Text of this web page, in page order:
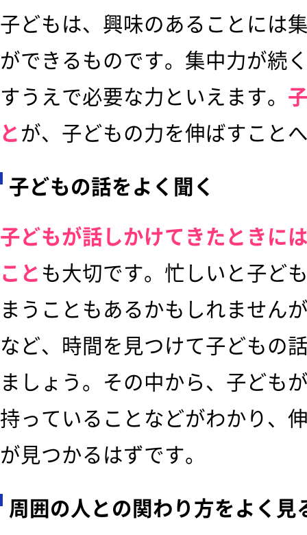
子どもは、興味のあることには
ができるものです。集中力が続
すうえで必要な力といえます。
とが、子どもの力を伸ばすこと
子どもの話をよく聞く
子どもが話しかけてきたときに
ことも大切です。忙しいと子ど
まうこともあるかもしれません
など、時間を見つけて子どもの
ましょう。その中から、子ども
持っていることなどがわかり、
が見つかるはずです。
周囲の人との関わり方をよく見